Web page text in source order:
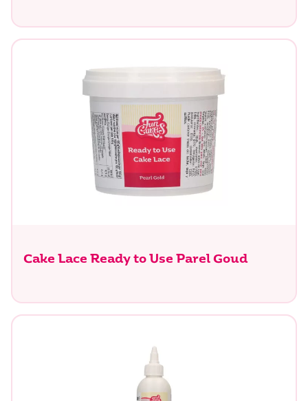
Cake Lace Ready to Use Parel Goud